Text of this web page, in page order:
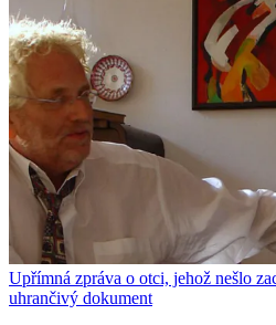
Upřímná zpráva o otci, jehož nešlo
uhrančivý dokument